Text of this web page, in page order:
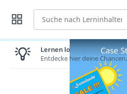
Suche
Lernen lohnt sich!
Entdecke hier deine Chancen.